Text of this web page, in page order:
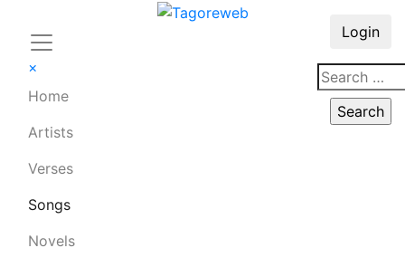
×
Home
Artists
Verses
Songs
Novels
Login